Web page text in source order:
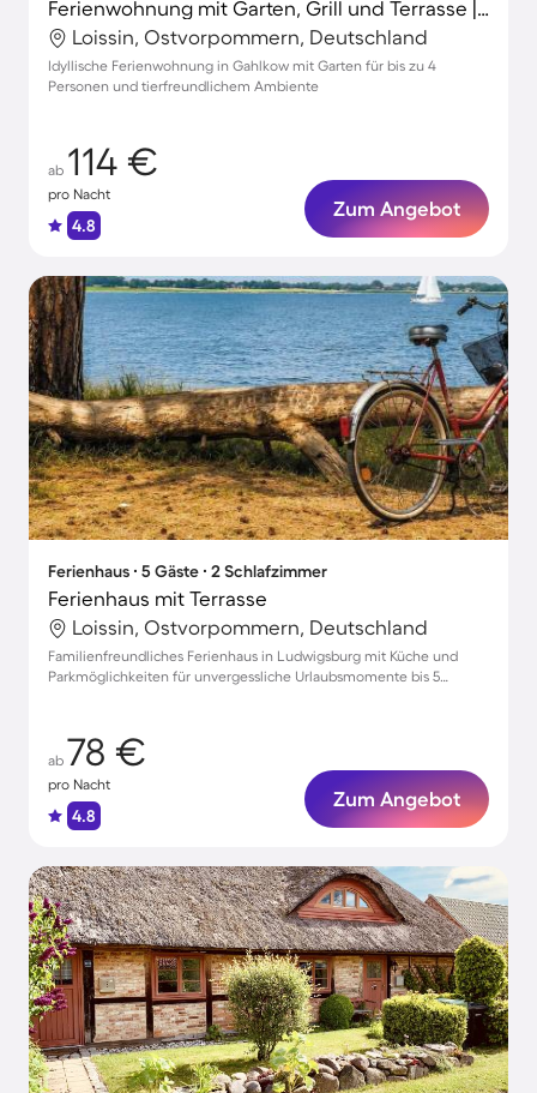
Ferienwohnung mit Garten, Grill und Terrasse | Neben dem Strand | Haustiere sind willkommen
Loissin, Ostvorpommern, Deutschland
Idyllische Ferienwohnung in Gahlkow mit Garten für bis zu 4
Personen und tierfreundlichem Ambiente
ab 114 €
pro Nacht
4.8
Zum Angebot
Ferienhaus ∙ 5 Gäste ∙ 2 Schlafzimmer
Ferienhaus mit Terrasse
Loissin, Ostvorpommern, Deutschland
Familienfreundliches Ferienhaus in Ludwigsburg mit Küche und
Parkmöglichkeiten für unvergessliche Urlaubsmomente bis 5
ab 78 €
pro Nacht
4.8
Zum Angebot